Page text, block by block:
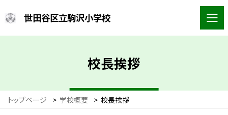
世田谷区立駒沢小学校
校長挨拶
トップページ > 学校概要 > 校長挨拶